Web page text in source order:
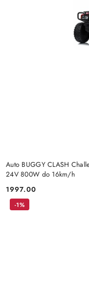
Auto BUGGY CLASH
24V 800W do 16km/h
Cena:
1997.00
-1%